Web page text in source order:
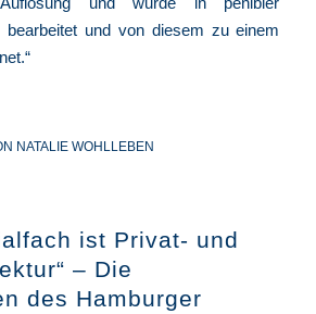
bearbeitet und von diesem zu einem
NATALIE WOHLLEBEN
ist Privat- und
– Die
des Hamburger